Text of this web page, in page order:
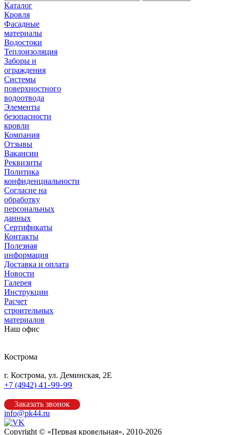
Каталог
Кровля
Фасадные
материалы
Водостоки
Теплоизоляция
Заборы и
ограждения
Системы
поверхностного
водоотвода
Элементы
безопасности
кровли
Компания
Отзывы
Вакансии
Реквизиты
Политика
конфиденциальности
Согласие на
обработку
персональных
данных
Сертификаты
Контакты
Полезная
информация
Доставка и оплата
Новости
Галерея
Инструкции
Расчет
строительных
материалов
Наш офис
Кострома
г. Кострома, ул. Деминская, 2Е
+7 (4942) 41-99-99
Заказать звонок
info@pk44.ru
Copyright © «Первая кровельная», 2010-2026